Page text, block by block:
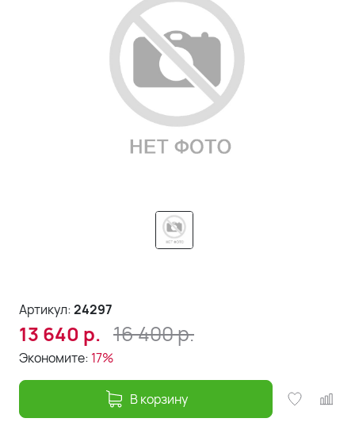
Артикул:24297
13 640 р. 16 400р.
Экономите: 17%
В корзину